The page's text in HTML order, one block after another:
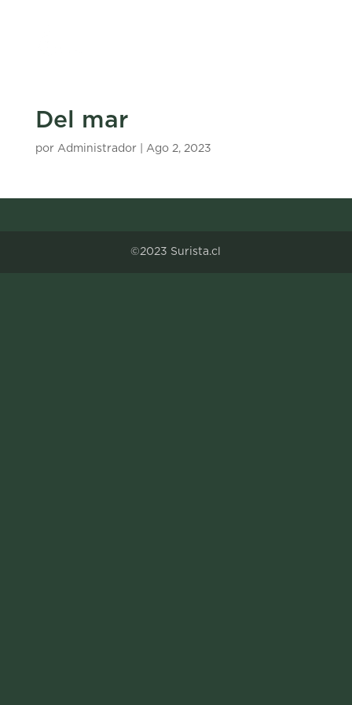
Del mar
por Administrador| Ago 2, 2023
©2023 Surista.cl